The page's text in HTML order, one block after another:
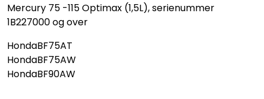
Mercury 75 -115 Optimax (1,5L), serienummer
1B227000 og over
HondaBF75AT
HondaBF75AW
HondaBF90AW